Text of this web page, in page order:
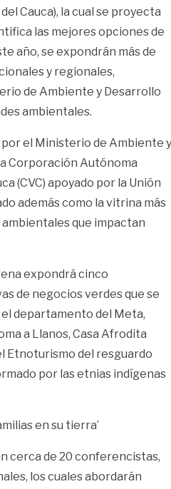
Cauca), la cual se proyecta
las mejores opciones de
año, se expondrán más de
y regionales,
de Ambiente y Desarrollo
ambientales.
el Ministerio de Ambiente y
Corporación Autónoma
(CVC) apoyado por la Unión
además como la vitrina más
que impactan
expondrá cinco
de negocios verdes que se
departamento del Meta,
a Llanos, Casa Afrodita
Etnoturismo del resguardo
por las etnias indígenas
en su tierra’
cerca de 20 conferencistas,
los cuales abordarán